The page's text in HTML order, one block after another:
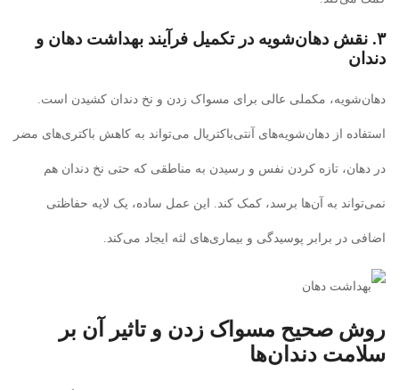
۳. نقش دهان‌شویه در تکمیل فرآیند بهداشت دهان و
دندان
دهان‌شویه، مکملی عالی برای مسواک زدن و نخ دندان کشیدن است.
استفاده از دهان‌شویه‌های آنتی‌باکتریال می‌تواند به کاهش باکتری‌های مضر
در دهان، تازه کردن نفس و رسیدن به مناطقی که حتی نخ دندان هم
نمی‌تواند به آن‌ها برسد، کمک کند. این عمل ساده، یک لایه حفاظتی
اضافی در برابر پوسیدگی و بیماری‌های لثه ایجاد می‌کند.
روش صحیح مسواک زدن و تاثیر آن بر
سلامت دندان‌ها